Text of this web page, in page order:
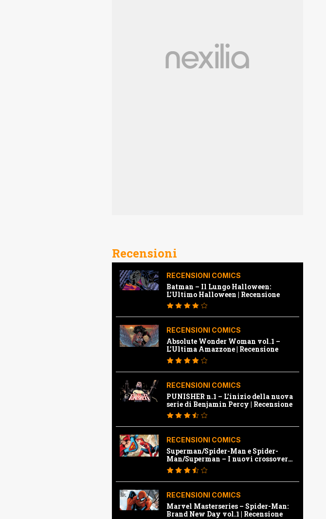
Recensioni
RECENSIONI COMICS
Batman – Il Lungo Halloween:
L’Ultimo Halloween | Recensione
RECENSIONI COMICS
Absolute Wonder Woman vol.1 –
L’Ultima Amazzone | Recensione
RECENSIONI COMICS
PUNISHER n.1 – L’inizio della nuova
serie di Benjamin Percy | Recensione
RECENSIONI COMICS
Superman/Spider-Man e Spider-
Man/Superman – I nuovi crossover
Marvel e Dc | Recensione
RECENSIONI COMICS
Marvel Masterseries – Spider-Man:
Brand New Day vol.1 | Recensione